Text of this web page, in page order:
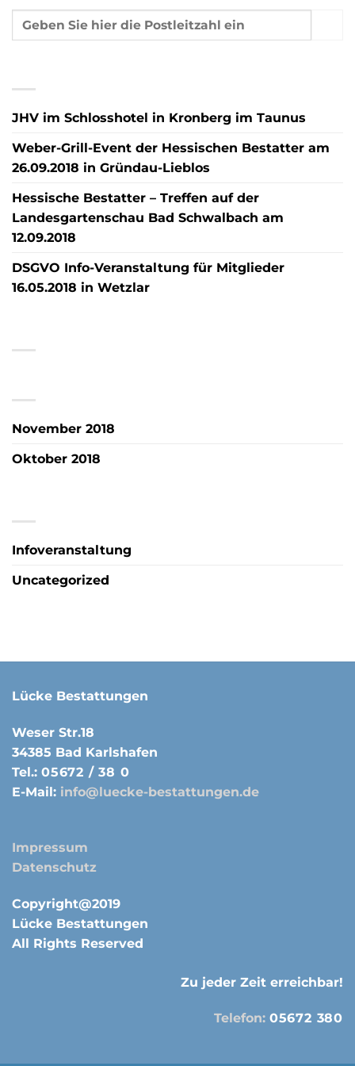
JHV im Schlosshotel in Kronberg im Taunus
Weber-Grill-Event der Hessischen Bestatter am
26.09.2018 in Gründau-Lieblos
Hessische Bestatter – Treffen auf der
Landesgartenschau Bad Schwalbach am
12.09.2018
DSGVO Info-Veranstaltung für Mitglieder
16.05.2018 in Wetzlar
November 2018
Oktober 2018
Infoveranstaltung
Uncategorized
Lücke Bestattungen
Weser Str.18
34385 Bad Karlshafen
Tel.: 05672 / 38 0
E-Mail: info@luecke-bestattungen.de
Impressum
Datenschutz
Copyright@2019
Lücke Bestattungen
All Rights Reserved
Zu jeder Zeit erreichbar!
Telefon: 05672 380